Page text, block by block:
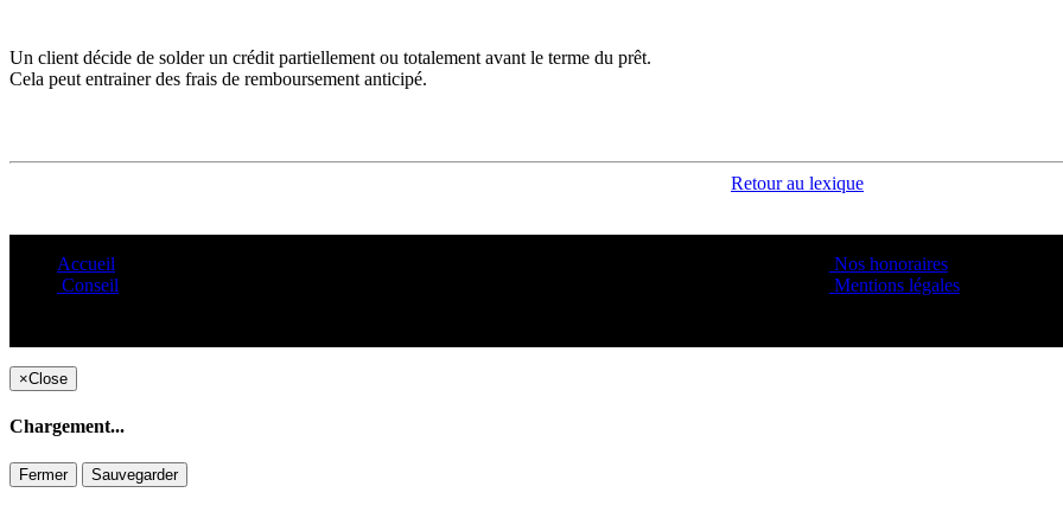
Un client décide de solder un crédit partiellement ou totalement avant le terme du prêt.
Cela peut entrainer des frais de remboursement anticipé.
Retour au lexique
Accueil
Conseil
Nos honoraires
Mentions légales
×Close
Chargement...
Fermer Sauvegarder